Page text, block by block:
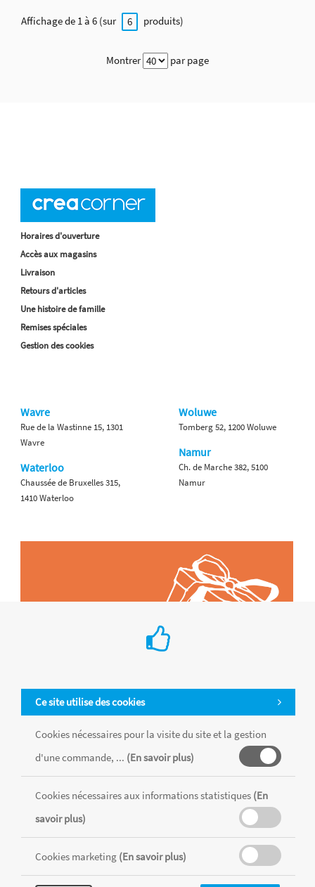
Affichage de 1 à 6 (sur 6 produits)
Montrer par page
Ce site utilise des cookies
Cookies nécessaires pour la visite du site et la gestion
d'une commande, ... (En savoir plus)
Cookies nécessaires aux informations statistiques (En
savoir plus)
Cookies marketing (En savoir plus)
Horaires d'ouverture
Accès aux magasins
Livraison
Retours d'articles
Une histoire de famille
Remises spéciales
Gestion des cookies
Wavre
Rue de la Wastinne 15, 1301
Wavre
Waterloo
Chaussée de Bruxelles 315,
1410 Waterloo
Woluwe
Tomberg 52, 1200 Woluwe
Namur
Ch. de Marche 382, 5100
Namur
MENTIONS LÉGALES CONDITIONS GÉNÉRALES
RÉALISÉ AVEC MERCATOR